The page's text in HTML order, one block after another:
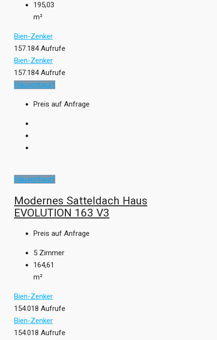
195,03
m²
Bien-Zenker
157.184 Aufrufe
Bien-Zenker
157.184 Aufrufe
Hausentwurf
Preis auf Anfrage
Hausentwurf
Modernes Satteldach Haus
EVOLUTION 163 V3
Preis auf Anfrage
5 Zimmer
164,61
m²
Bien-Zenker
154.018 Aufrufe
Bien-Zenker
154.018 Aufrufe